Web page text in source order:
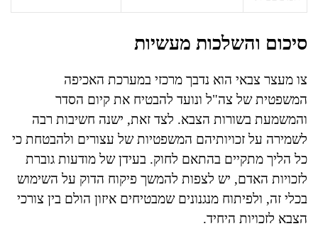
סיכום והשלכות מעשיות
צו מעצר צבאי הוא נדבך מרכזי במערכת האכיפה
המשפטית של צה"ל ונועד להבטיח את קיום הסדר
והמשמעת בשורות הצבא. לצד זאת, ישנה חשיבות רבה
לשמירה על זכויותיהם המשפטיות של עצורים ולהבטחת כי
כל הליך מתקיים בהתאם לחוק. בעידן של מודעות גוברת
לזכויות האדם, יש לצפות להמשך פיקוח הדוק על השימוש
בכלי זה, ולפיתוח מנגנונים שמבטיחים איזון הולם בין צורכי
הצבא לזכויות היחיד.